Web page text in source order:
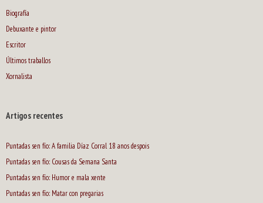
Biografía
Debuxante e pintor
Escritor
Últimos traballos
Xornalista
Artigos recentes
Puntadas sen fío: A familia Díaz Corral 18 anos despois
Puntadas sen fío: Cousas da Semana Santa
Puntadas sen fío: Humor e mala xente
Puntadas sen fío: Matar con pregarias